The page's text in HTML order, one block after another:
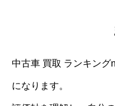
中古車 買取 ランキン
になります。